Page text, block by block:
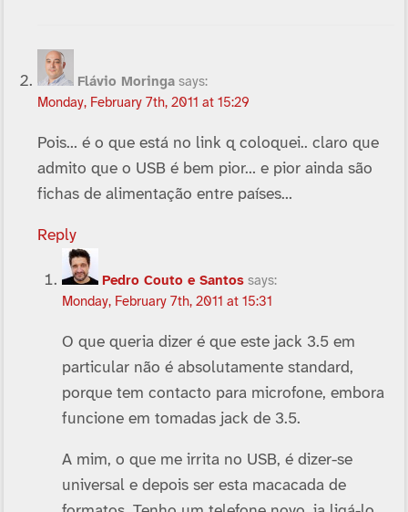
Flávio Moringa says:
Monday, February 7th, 2011 at 15:29
Pois… é o que está no link q coloquei.. claro que
admito que o USB é bem pior… e pior ainda são
fichas de alimentação entre paí­ses…
Reply
Pedro Couto e Santos says:
Monday, February 7th, 2011 at 15:31
O que queria dizer é que este jack 3.5 em
particular não é absolutamente standard,
porque tem contacto para microfone, embora
funcione em tomadas jack de 3.5.
A mim, o que me irrita no USB, é dizer-se
universal e depois ser esta macacada de